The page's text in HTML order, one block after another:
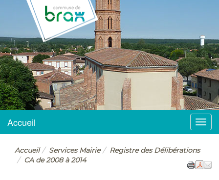
BRAX
Menu
Accueil
Accueil Services Mairie
Registre des Délibérations
CA de 2008 à 2014